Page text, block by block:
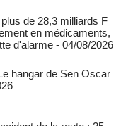
de 28,3 milliards F
en médicaments,
d'alarme - 04/08/2026
hangar de Sen Oscar